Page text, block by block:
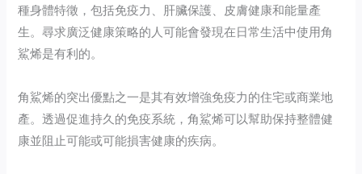
種身體特徵，包括免疫力、肝臟保護、皮膚健康和能量產
生。尋求廣泛健康策略的人可能會發現在日常生活中使用角
鯊烯是有利的。
角鯊烯的突出優點之一是其有效增強免疫力的住宅或商業地
產。透過促進持久的免疫系統，角鯊烯可以幫助保持整體健
康並阻止可能或可能損害健康的疾病。